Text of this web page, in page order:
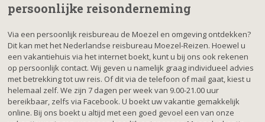
persoonlijke reisonderneming
Via een persoonlijk reisbureau de Moezel en omgeving ontdekken?
Dit kan met het Nederlandse reisbureau Moezel-Reizen. Hoewel u
een vakantiehuis via het internet boekt, kunt u bij ons ook rekenen
op persoonlijk contact. Wij geven u namelijk graag individueel advies
met betrekking tot uw reis. Of dit via de telefoon of mail gaat, kiest u
helemaal zelf. We zijn 7 dagen per week van 9.00-21.00 uur
bereikbaar, zelfs via Facebook. U boekt uw vakantie gemakkelijk
online. Bij ons boekt u altijd met een goed gevoel een van onze